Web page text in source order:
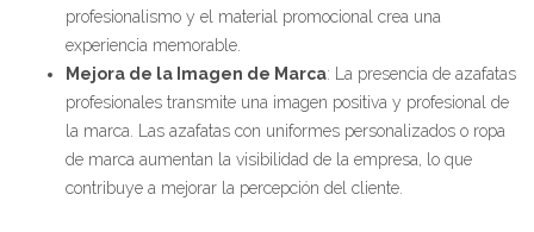
profesionalismo y el material promocional crea una
experiencia memorable.
Mejora de la Imagen de Marca: La presencia de azafatas
profesionales transmite una imagen positiva y profesional de
la marca. Las azafatas con uniformes personalizados o ropa
de marca aumentan la visibilidad de la empresa, lo que
contribuye a mejorar la percepción del cliente.